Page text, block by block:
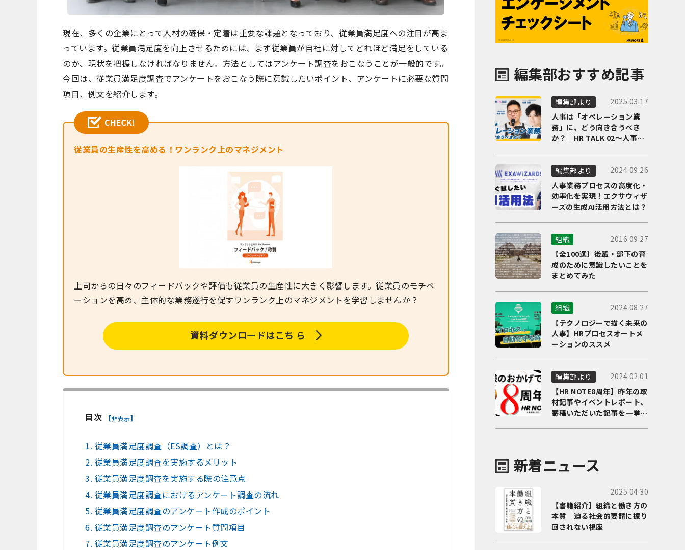
現在、多くの企業にとって人材の確保・定着は重要な課題となっており、従業員満足度への注目が高ま
っています。従業員満足度を向上させるためには、まず従業員が自社に対してどれほど満足をしている
のか、現状を把握しなければなりません。方法としてはアンケート調査をおこなうことが一般的です。
今回は、従業員満足度調査でアンケートをおこなう際に意識したいポイント、アンケートに必要な質問
項目、例文を紹介します。
従業員の生産性を高める！ワンランク上のマネジメント
上司からの日々のフィードバックや評価も従業員の生産性に大きく影響します。従業員のモチベ
ーションを高め、主体的な業務遂行を促すワンランク上のマネジメントを学習しませんか？
資料ダウンロードはこち ら
目次 [非表示]
1. 従業員満足度調査（ES調査）とは？
2. 従業員満足度調査を実施するメリット
3. 従業員満足度調査を実施する際の注意点
4. 従業員満足度調査におけるアンケート調査の流れ
5. 従業員満足度調査のアンケート作成のポイント
6. 従業員満足度調査のアンケート質問項目
7. 従業員満足度調査のアンケート例文
編集部おすすめ記事
編集部より
2025.03.17
人事は「オペレーション業
務」に、どう向き合うべき
か？｜HR TALK 02～人事DX
編集部より
2024.09.26
人事業務プロセスの高度化・
効率化を実現！エクサウィザ
ーズの生成AI活用方法とは？
組織
2016.09.27
【全100選】後輩・部下の育
成のために意識したいことを
まとめてみた
組織
2024.08.27
【テクノロジーで描く未来の
人事】HRプロセスオートメ
ーションのススメ
編集部より
2024.02.01
【HR NOTE8周年】昨年の取
材記事やイベントレポート、
寄稿いただいた記事を一挙に
新着ニュース
2025.04.30
【書籍紹介】組織と働き方の
本質 迫る社会的要請に振り
回されない視座